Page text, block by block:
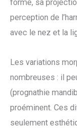
forme, sa
perception de
avec le nez et la
Les variations
nombreuses : il
(prognathie
proéminent. Ces
seulement